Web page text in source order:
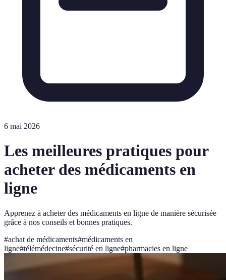
6 mai 2026
Les meilleures pratiques pour
acheter des médicaments en
ligne
Apprenez à acheter des médicaments en ligne de manière sécurisée
grâce à nos conseils et bonnes pratiques.
#achat de médicaments#médicaments en
ligne#télémédecine#sécurité en ligne#pharmacies en ligne